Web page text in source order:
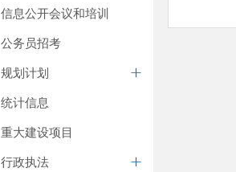
信息公开会议和培训
公务员招考
规划计划
统计信息
重大建设项目
行政执法